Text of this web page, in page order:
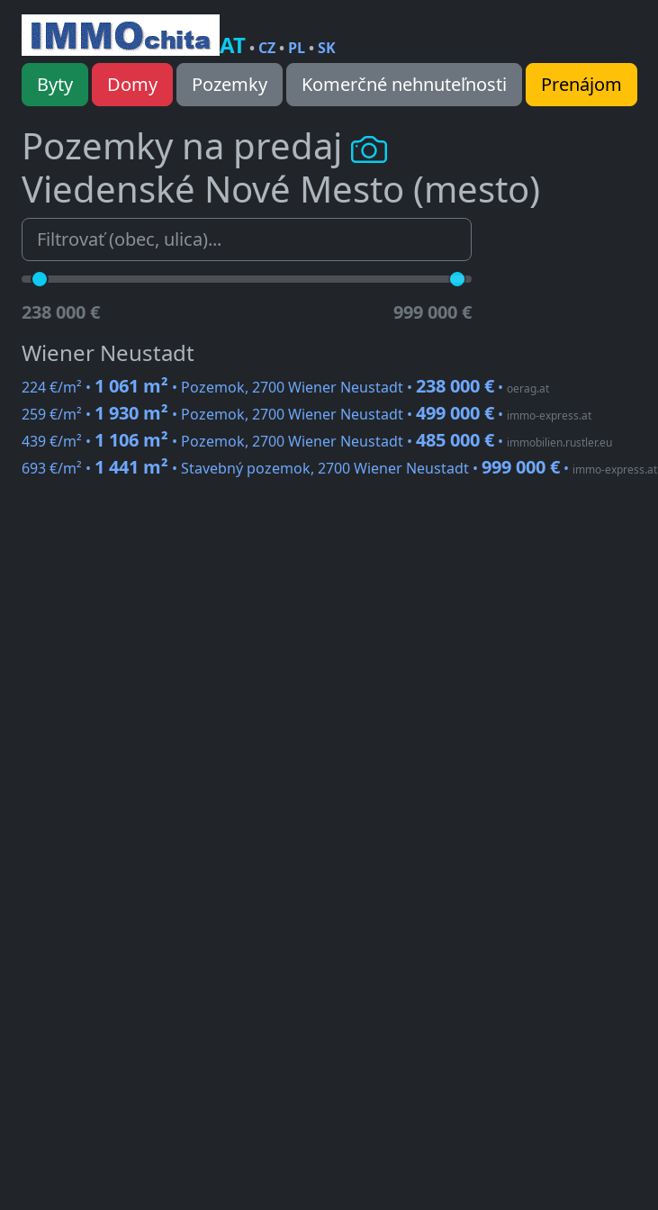
AT• CZ• PL•SK
Byty Domy Pozemky Komerčné nehnuteľnosti Prenájom
Pozemky na predaj
Viedenské Nové Mesto (mesto)
238 000 € 999 000 €
Wiener Neustadt
224 €/m² • 1 061 m² • Pozemok, 2700 Wiener Neustadt • 238 000 € • oerag.at
259 €/m² • 1 930 m² • Pozemok, 2700 Wiener Neustadt • 499 000 € • immo-express.at
439 €/m² • 1 106 m² • Pozemok, 2700 Wiener Neustadt • 485 000 € • immobilien.rustler.eu
693 €/m² • 1 441 m² • Stavebný pozemok, 2700 Wiener Neustadt • 999 000 € • immo-express.at